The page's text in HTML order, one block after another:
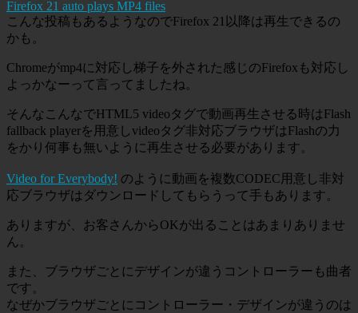
Firefox 21 auto plays MP4 files
こんな投稿もあるようなのでFirefox 21以降は再生できるの
かも。
Chromeがmp4に対応し梯子を外された感じのFirefoxも対応し
よっかなーって言ってましたね。
そんなこんなでHTML5 videoタグで動画再生させる時はFlash
fallback playerを用意しvideoタグ非対応ブラウザはFlashの力
をかり何事も無いように再生させる必要があります。
Video for Everybody! のように動画を複数CODEC用意し非対
応ブラウザはダウンロードしてもらうって手もあります。
ありますが、お客さんからOKが出ることはあまりありませ
ん。
また、ブラウザごとにデザインが違うコントローラーも曲者
です。
なぜかブラウザごとにコントローラー・デザインが違うのは